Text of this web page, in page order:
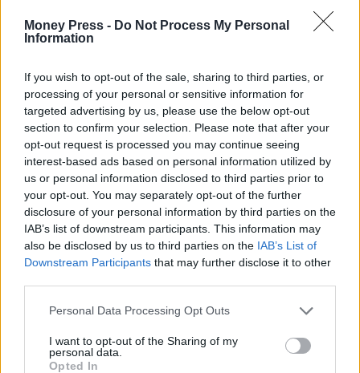
Money Press - Do Not Process My Personal
Information
If you wish to opt-out of the sale, sharing to third parties, or
processing of your personal or sensitive information for
targeted advertising by us, please use the below opt-out
section to confirm your selection. Please note that after your
opt-out request is processed you may continue seeing
interest-based ads based on personal information utilized by
us or personal information disclosed to third parties prior to
your opt-out. You may separately opt-out of the further
disclosure of your personal information by third parties on the
IAB’s list of downstream participants. This information may
also be disclosed by us to third parties on the IAB’s List of
Downstream Participants that may further disclose it to other
Personal Data Processing Opt Outs
I want to opt-out of the Sharing of my
personal data.
Opted In
Eurojackpot
Twitter PinterestLinkedIn
Ευρωπαϊκά χρηματιστήρια:
Απώλειες άνω του 1% με φόντο
Τζόκερ: Η κλήρωση της Τρίτης